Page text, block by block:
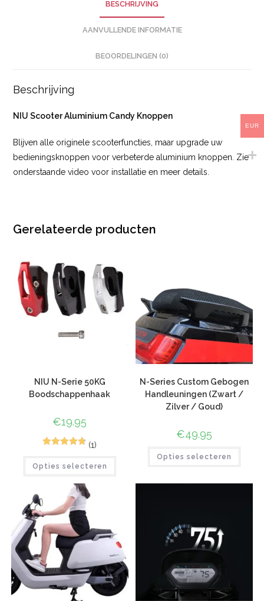
BESCHRIJVING
AANVULLENDE INFORMATIE
BEOORDELINGEN (0)
Beschrijving
NIU Scooter Aluminium Candy Knoppen
Blijven alle originele scooterfuncties, maar upgrade uw
bedieningsknoppen voor verbeterde aluminium knoppen. Zie
onderstaande video voor installatie en meer details.
Gerelateerde producten
NIU N-Serie 50KG
Boodschappenhaak
€19.95
d4.75op 5
klant
waarderinge
(1)
Opties selecteren
N-Series Custom Gebogen
Handleuningen (Zwart /
Zilver / Goud)
€49.95
Opties selecteren
EUR